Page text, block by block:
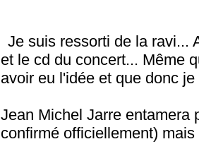
Je suis ressorti de la ravi...
et le cd du concert... Même
avoir eu l'idée et que donc
Jean Michel Jarre entamera
confirmé officiellement) mais